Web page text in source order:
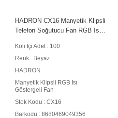
HADRON CX16 Manyetik Klipsli
Telefon Soğutucu Fan RGB Isı
Koli İçi Adet : 100
Renk : Beyaz
HADRON
Manyetik Klipsli RGB Isı
Göstergeli Fan
Stok Kodu : CX16
Barkodu : 8680469049356